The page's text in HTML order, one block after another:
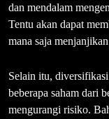
dan mendalam
Tentu akan dapat
mana saja
Selain itu,
beberapa saham dari
mengurangi risiko.